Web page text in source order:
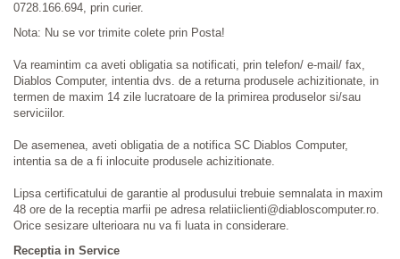
0728.166.694, prin curier.
Nota: Nu se vor trimite colete prin Posta!
Va reamintim ca aveti obligatia sa notificati, prin telefon/ e-mail/ fax,
Diablos Computer, intentia dvs. de a returna produsele achizitionate, in
termen de maxim 14 zile lucratoare de la primirea produselor si/sau
serviciilor.
De asemenea, aveti obligatia de a notifica SC Diablos Computer,
intentia sa de a fi inlocuite produsele achizitionate.
Lipsa certificatului de garantie al produsului trebuie semnalata in maxim
48 ore de la receptia marfii pe adresa relatiiclienti@diabloscomputer.ro.
Orice sesizare ulterioara nu va fi luata in considerare.
Receptia in Service